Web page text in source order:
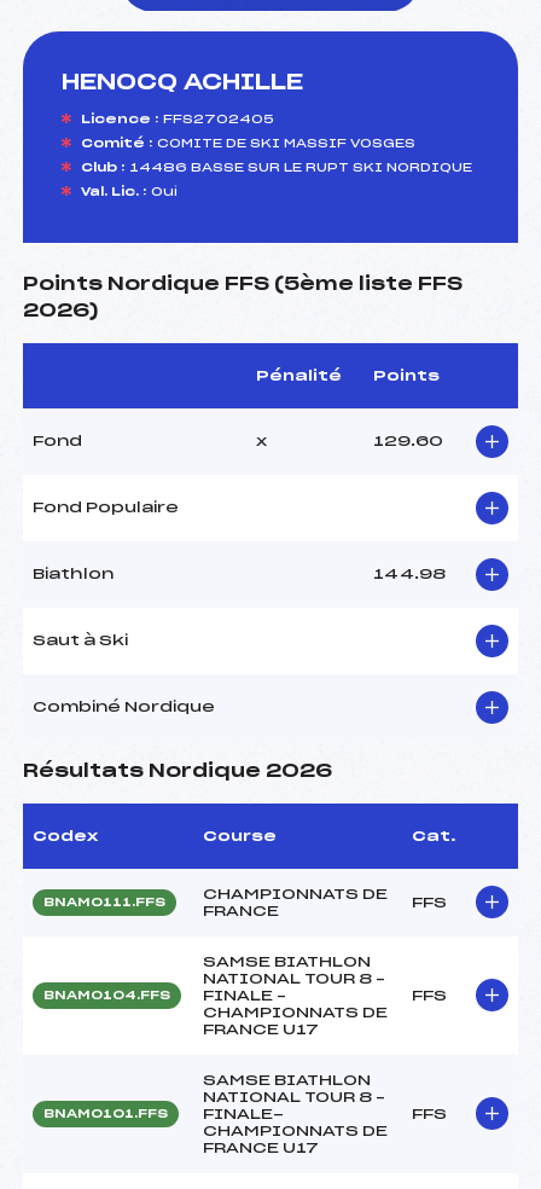
HENOCQ ACHILLE
Licence : FFS2702405
Comité : COMITE DE SKI MASSIF VOSGES
Club : 14486 BASSE SUR LE RUPT SKI NORDIQUE
Val. Lic. : Oui
Points Nordique FFS (5ème liste FFS
2026)
Pénalité Points
Fond x 129.60
Fond Populaire
Biathlon 144.98
Saut à Ski
Combiné Nordique
Résultats Nordique 2026
Codex Course Cat.
BNAM0111.FFS
CHAMPIONNATS DE
FRANCE
FFS
BNAM0104.FFS
SAMSE BIATHLON
NATIONAL TOUR 8 –
FINALE –
CHAMPIONNATS DE
FRANCE U17
FFS
BNAM0101.FFS
SAMSE BIATHLON
NATIONAL TOUR 8 –
FINALE-
CHAMPIONNATS DE
FRANCE U17
FFS